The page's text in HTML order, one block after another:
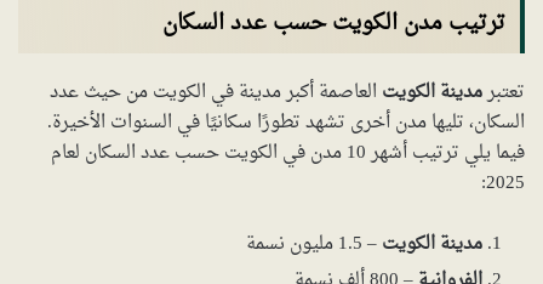
ترتيب مدن الكويت حسب عدد السكان
تعتبرمدينة الكويت العاصمة أكبر مدينة في الكويت من حيث عدد
السكان، تليها مدن أخرى تشهد تطورًا سكانيًا في السنوات الأخيرة.
فيما يلي ترتيب أشهر 10 مدن في الكويت حسب عدد السكان لعام
2025:
مدينة الكويت– 1.5 مليون نسمة